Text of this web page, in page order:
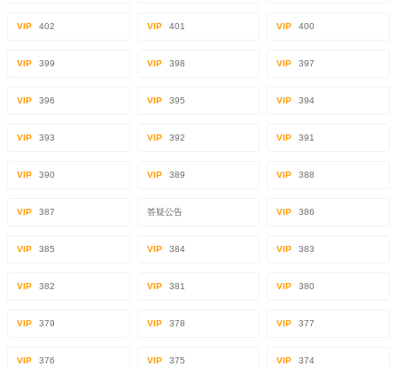
VIP 402 VIP 401 VIP 400
VIP 399 VIP 398 VIP 397
VIP 396 VIP 395 VIP 394
VIP 393 VIP 392 VIP 391
VIP 390 VIP 389 VIP 388
VIP 387 答疑公告 VIP 386
VIP 385 VIP 384 VIP 383
VIP 382 VIP 381 VIP 380
VIP 379 VIP 378 VIP 377
VIP 376 VIP 375 VIP 374